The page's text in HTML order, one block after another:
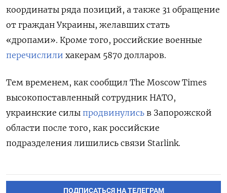
координаты ряда позиций, а также 31 обращение
от граждан Украины, желавших стать
«дропами». Кроме того, российские военные
перечислили хакерам 5870 долларов.
Тем временем, как сообщил The Moscow Times
высокопоставленный сотрудник НАТО,
украинские силы продвинулись в Запорожской
области после того, как российские
подразделения лишились связи Starlink.
ПОДПИСАТЬСЯ НА ТЕЛЕГРАМ